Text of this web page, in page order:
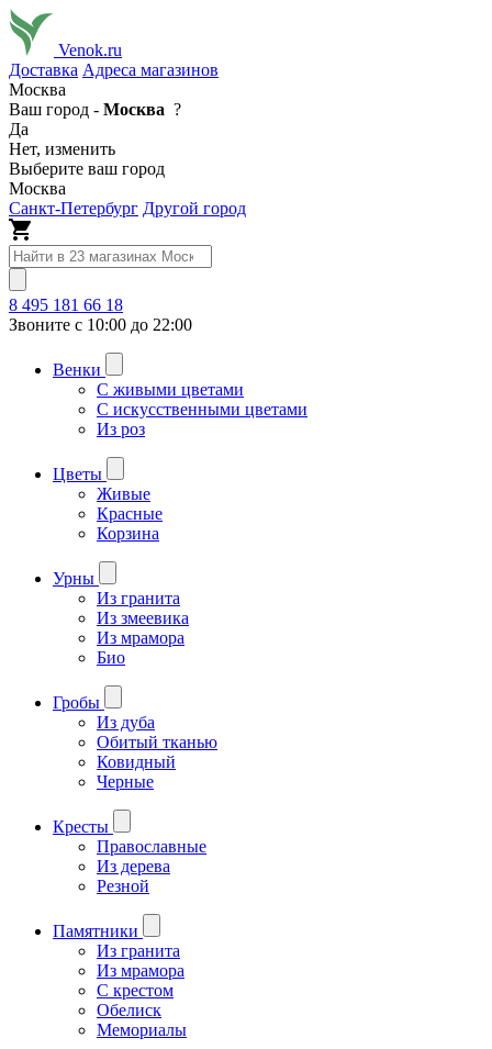
Venok.ru
Доставка Адреса магазинов
Москва
Ваш город - Москва ?
Да
Нет, изменить
Выберите ваш город
Москва
Санкт-Петербург Другой город
8 495 181 66 18
Звоните с 10:00 до 22:00
Венки
С живыми цветами
С искусственными цветами
Из роз
Цветы
Живые
Красные
Корзина
Урны
Из гранита
Из змеевика
Из мрамора
Био
Гробы
Из дуба
Обитый тканью
Ковидный
Черные
Кресты
Православные
Из дерева
Резной
Памятники
Из гранита
Из мрамора
С крестом
Обелиск
Мемориалы